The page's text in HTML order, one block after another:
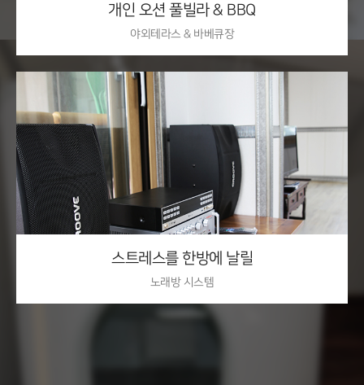
자세히 보기
개인 오션 풀빌라 & BBQ
야외테라스 & 바베큐장
노래방 시스템
스트레스를 한방에 날릴
노래방 시스템